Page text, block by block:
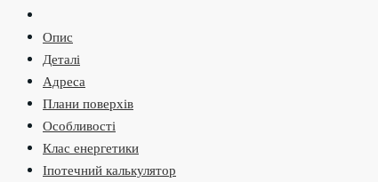
Опис
Деталі
Адреса
Плани поверхів
Особливості
Клас енергетики
Іпотечний калькулятор